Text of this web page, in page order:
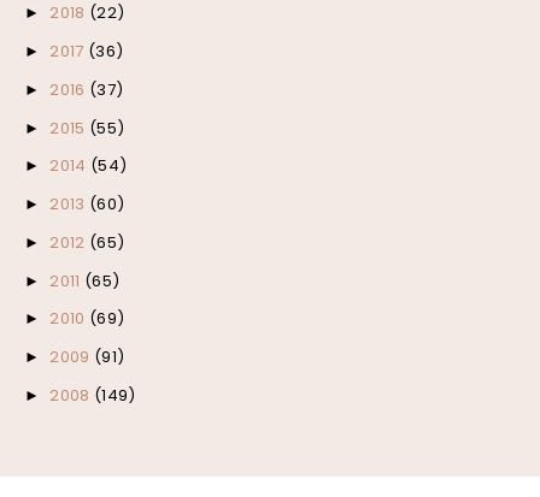
► 2018 (22)
► 2017 (36)
► 2016 (37)
► 2015 (55)
► 2014 (54)
► 2013 (60)
► 2012 (65)
► 2011 (65)
► 2010 (69)
► 2009 (91)
► 2008 (149)